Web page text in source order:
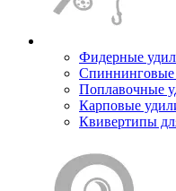
Фидерные
Поплавочные
Карповые
Квивертипы